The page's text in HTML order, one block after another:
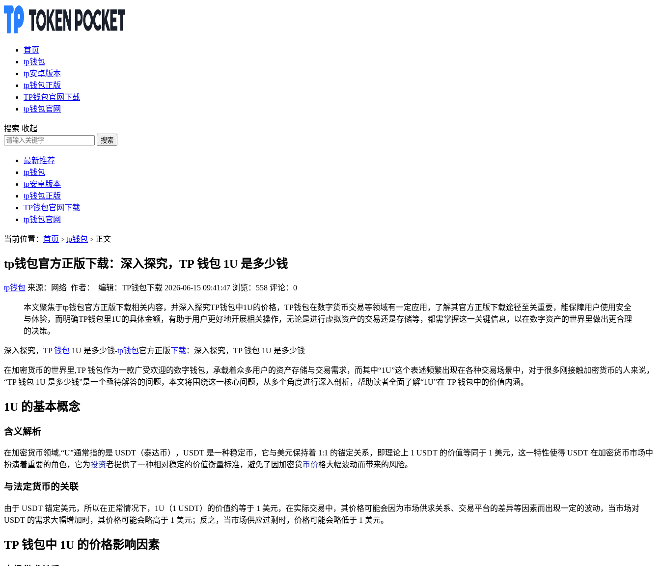
首页
tp钱包
tp安卓版本
tp钱包正版
TP钱包官网下载
tp钱包官网
搜索 收起
搜索
最新推荐
tp钱包
tp安卓版本
tp钱包正版
TP钱包官网下载
tp钱包官网
当前位置： 首页 > tp钱包 > 正文
tp钱包官方正版下载：深入探究，TP 钱包 1U 是多少钱
tp钱包 来源：网络 作者： 编辑：TP钱包下载 2026-06-15 09:41:47 浏览：558 评论：0
本文聚焦于tp钱包官方正版下载相关内容，并深入探究TP钱包中1U的价格，TP钱包在数字货币交易等领域有一定应用，了解其官方正版下载途径至关重要，能保障用户使用安全
与体验，而明确TP钱包里1U的具体金额，有助于用户更好地开展相关操作，无论是进行虚拟资产的交易还是存储等，都需掌握这一关键信息，以在数字资产的世界里做出更合理
的决策。
深入探究， TP 钱包 1U 是多少钱-tp钱包官方正版下载：深入探究，TP 钱包 1U 是多少钱
在加密货币的世界里,TP 钱包作为一款广受欢迎的数字钱包，承载着众多用户的资产存储与交易需求，而其中“1U”这个表述频繁出现在各种交易场景中，对于很多刚接触加密货币的人来说，
“TP 钱包 1U 是多少钱”是一个亟待解答的问题，本文将围绕这一核心问题，从多个角度进行深入剖析，帮助读者全面了解“1U”在 TP 钱包中的价值内涵。
1U 的基本概念
含义解析
在加密货币领域,“U”通常指的是 USDT（泰达币），USDT 是一种稳定币，它与美元保持着 1:1 的锚定关系，即理论上 1 USDT 的价值等同于 1 美元，这一特性使得 USDT 在加密货币市场中
扮演着重要的角色，它为投资者提供了一种相对稳定的价值衡量标准，避免了因加密货币价格大幅波动而带来的风险。
与法定货币的关联
由于 USDT 锚定美元，所以在正常情况下，1U（1 USDT）的价值约等于 1 美元，在实际交易中，其价格可能会因为市场供求关系、交易平台的差异等因素而出现一定的波动，当市场对
USDT 的需求大幅增加时，其价格可能会略高于 1 美元；反之，当市场供应过剩时，价格可能会略低于 1 美元。
TP 钱包中 1U 的价格影响因素